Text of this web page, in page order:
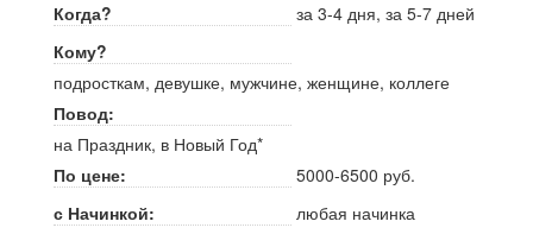
Когда?
за 3-4 дня, за 5-7 дней
Кому?
подросткам, девушке, мужчине, женщине, коллеге
Повод:
на Праздник, в Новый Год*
По цене:
5000-6500 руб.
с Начинкой:
любая начинка